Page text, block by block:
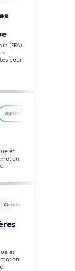
(FFA)
pour
Agriculture, Foresterie et
et
Circularité
et